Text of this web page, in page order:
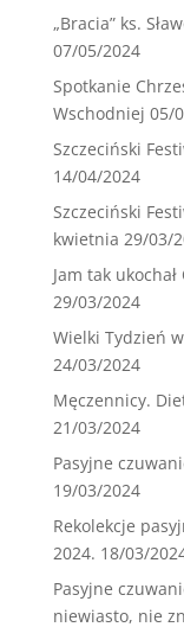
„Bracia” ks.
07/05/2024
Spotkanie
Wschodniej 05/
Szczeciński
14/04/2024
Szczeciński
kwietnia 29/03/
Jam tak
29/03/2024
Wielki Tydzień
24/03/2024
Męczennicy.
21/03/2024
Pasyjne
19/03/2024
Rekolekcje
2024. 18/03/
Pasyjne
niewiasto, nie